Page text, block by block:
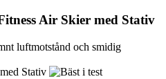
Air Skier med Stativ
luftmotstånd och smidig